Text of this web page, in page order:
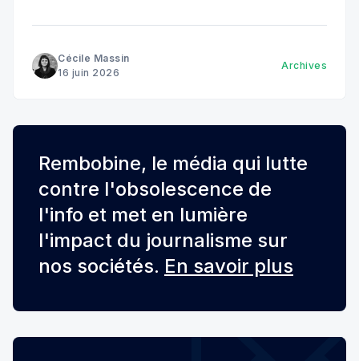
Cécile Massin
16 juin 2026
Archives
Rembobine, le média qui lutte
contre l'obsolescence de
l'info et met en lumière
l'impact du journalisme sur
nos sociétés. En savoir plus